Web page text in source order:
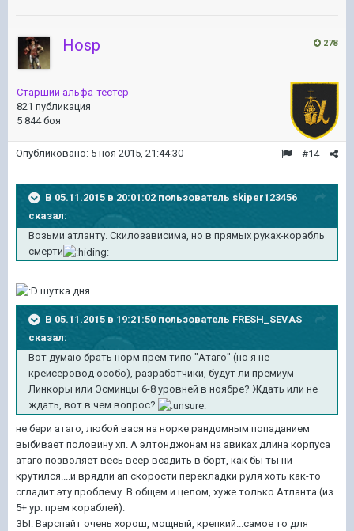
278
Hosp
Старший альфа-тестер
821 публикация
5 844 боя
#14
Опубликовано: 5 ноя 2015, 21:44:30
В 05.11.2015 в 20:01:02 пользователь skiper123456
сказал:
Возьми атланту. Скилозависима, но в прямых руках-корабль
смерти
шутка дня
В 05.11.2015 в 19:21:50 пользователь FRESH_SEVAS
сказал:
Вот думаю брать норм прем типо "Атаго" (но я не
крейсеровод особо), разработчики, будут ли премиум
Линкоры или Эсминцы 6-8 уровней в ноябре? Ждать или не
ждать, вот в чем вопрос?
не бери атаго, любой вася на норке рандомным попаданием
выбивает половину хп. А элтонджонам на авиках длина корпуса
атаго позволяет весь веер всадить в борт, как бы ты ни
крутился....и врядли ап скорости перекладки руля хоть как-то
сгладит эту проблему. В общем и целом, хуже только Атланта (из
5+ ур. прем кораблей).
ЗЫ: Варспайт очень хорош, мощный, крепкий...самое то для